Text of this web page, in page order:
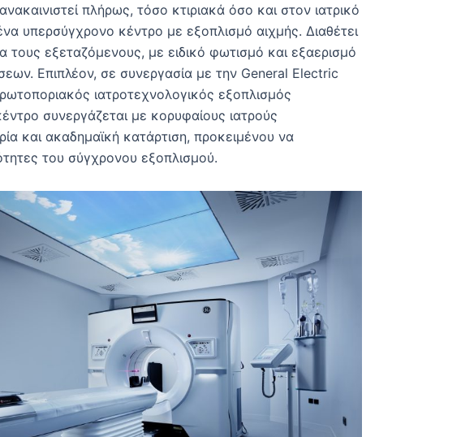
πλήρως, τόσο κτιριακά όσο και στον ιατρικό
υπερσύγχρονο κέντρο με εξοπλισμό αιχμής. Διαθέτει
τους εξεταζόμενους, με ειδικό φωτισμό και εξαερισμό
Επιπλέον, σε συνεργασία με την General Electric
ιατροτεχνολογικός εξοπλισμός
συνεργάζεται με κορυφαίους ιατρούς
και ακαδημαϊκή κατάρτιση, προκειμένου να
του σύγχρονου εξοπλισμού.